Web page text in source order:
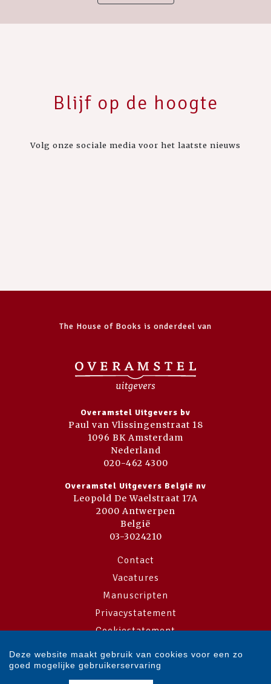
Blijf op de hoogte
Volg onze sociale media voor het laatste nieuws
The House of Books is onderdeel van
Overamstel Uitgevers bv
Paul van Vlissingenstraat 18
1096 BK Amsterdam
Nederland
020-462 4300
Overamstel Uitgevers België nv
Leopold De Waelstraat 17A
2000 Antwerpen
België
03-3024210
Contact
Vacatures
Manuscripten
Privacystatement
Cookiestatement
Deze website maakt gebruik van cookies voor een zo
goed mogelijke gebruikerservaring